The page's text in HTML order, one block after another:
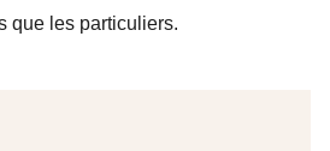
que les particuliers.